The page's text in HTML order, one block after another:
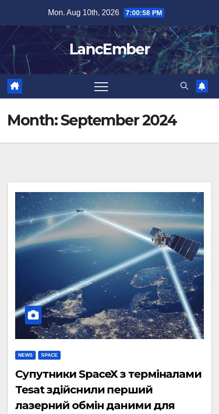
content
Mon. Aug 10th, 2026 7:00:58 PM
LancEmber
Month:September 2024
NEWS SPACE
Супутники SpaceX з терміналами
Tesat здійснили перший
лазерний обмін даними для